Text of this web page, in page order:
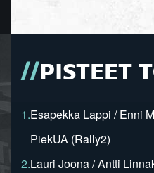
PISTEET
1.Esapekka Lappi / Enni
PiekUA (Rally2)
2.Lauri Joona / Antti